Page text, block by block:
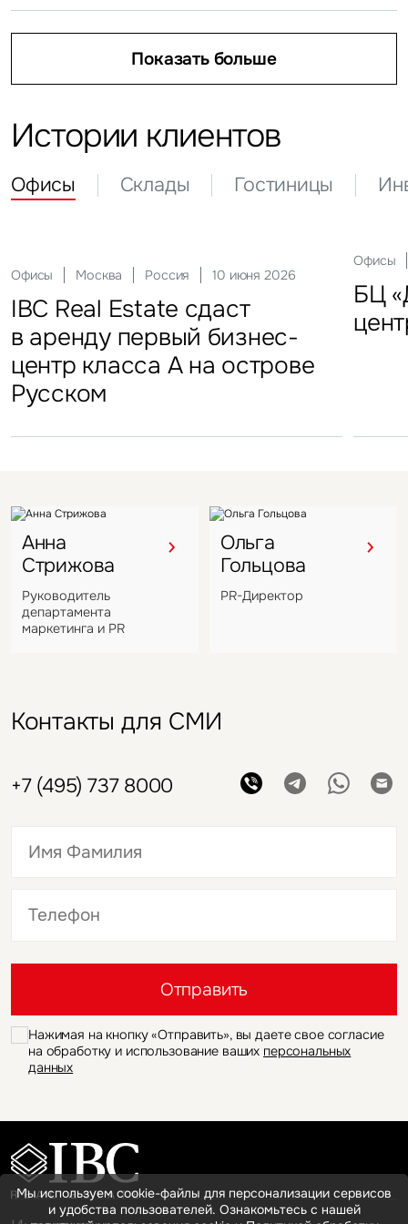
Показать больше
Показать больше
Показать больше
Истории клиентов
Офисы Склады Гостиницы
Офисы Москва Россия 10 июня 2026
IBC Real Estate сдаст
в аренду первый бизнес-
центр класса А на острове
Русском
Офисы
БЦ
FFF group – новый резидент
«Атлант-Парк»
Гостиницы Москва Россия 18 ноября 2025
Новый Crocus Fitness
Петровский парк откроется
в отеле Hyatt Regency
Инвестиции Москва Россия 22 мая 2025
Один из крупнейших
гостиничных комплексов
Подмосковья перешел
под управление компании
29
«Солнце Москвы», ВДНХ
Анна
Стрижова
Руководитель
департамента
маркетинга и PR
Ольга
Гольцова
PR-Директор
Контакты для СМИ
+7 (495) 737 8000
Отправить
Нажимая на кнопку «Отправить», вы даете свое согласие
на обработку и использование ваших персональных
данных
Мы используем cookie-файлы для персонализации сервисов
и удобства пользователей. Ознакомьтесь с нашей